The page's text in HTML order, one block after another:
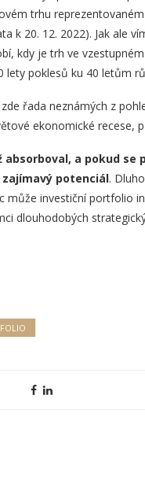
trhu
k 20. 12. 2022). Jak ale
kdy je trh ve
lety poklesů ku 40 letům
řada neznámých z
ekonomické recese,
absorboval, a pokud
potenciál.
může investiční portfolio
dlouhodobých